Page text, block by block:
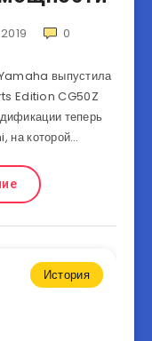
0
выпустила
Edition CG50Z
теперь
на которой…
История